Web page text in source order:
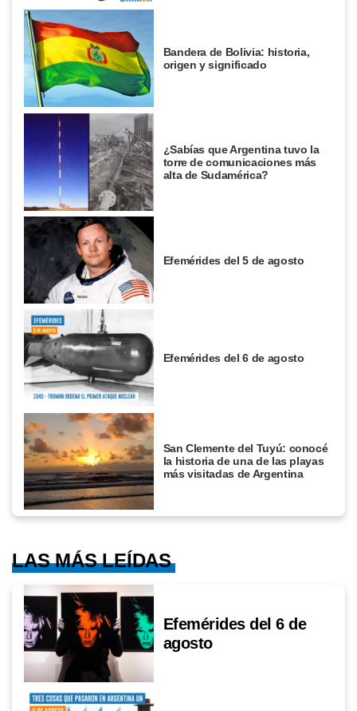
Bandera de Bolivia: historia,
origen y significado
¿Sabías que Argentina tuvo la
torre de comunicaciones más
alta de Sudamérica?
Efemérides del 5 de agosto
Efemérides del 6 de agosto
San Clemente del Tuyú: conocé
la historia de una de las playas
más visitadas de Argentina
LAS MÁS LEÍDAS
Efemérides del 6 de
agosto